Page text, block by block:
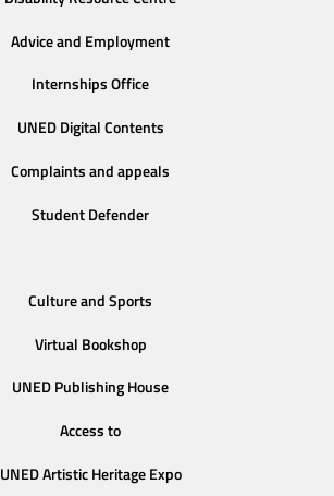
Advice and Employment
Internships Office
UNED Digital Contents
Complaints and appeals
Student Defender
Culture and Sports
Virtual Bookshop
UNED Publishing House
Access to
UNED Artistic Heritage Expo